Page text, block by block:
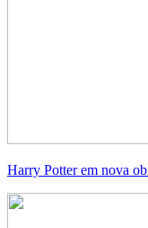
Harry Potter em nova